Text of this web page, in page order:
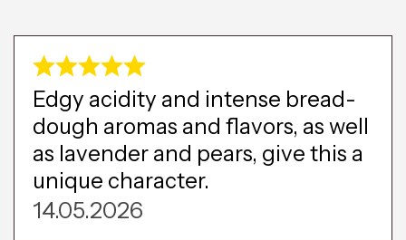
Edgy acidity and intense bread-
dough aromas and flavors, as well
as lavender and pears, give this a
unique character.
14.05.2026